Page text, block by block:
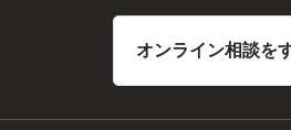
オンライン相談を